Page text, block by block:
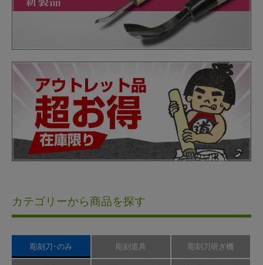
カテゴリーから商品を探す
彫刻刀･のみ 彫刻道具 彫刻刀研ぎ機